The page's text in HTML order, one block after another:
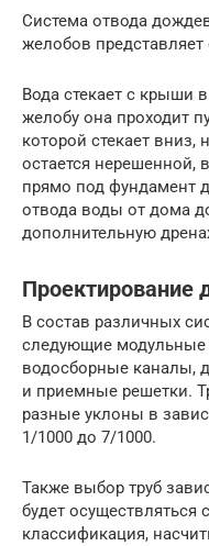
Система отвода
желобов
Вода стекает с крыши
желобу она проходит
которой стекает
остается нерешенной,
прямо под фундамент
отвода воды от дома
дополнительную
Проектирование
В состав различных
следующие
водосборные каналы,
и приемные решетки.
разные уклоны в
1/1000 до 7/1000.
Также выбор труб
будет осуществляться
классификация,